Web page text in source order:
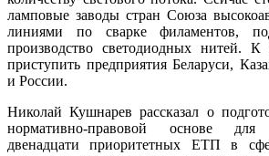
ламповые заводы стран Союза
линиями по сварке филаментов,
производство светодиодных нитей. К
приступить предприятия Беларуси,
и России.
Николай Кушнарев рассказал о
нормативно-правовой основе для
двенадцати приоритетных ЕТП в